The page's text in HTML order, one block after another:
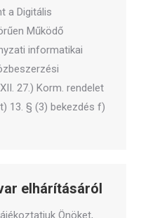
a Digitális
Működő
informatikai
27.) Korm. rendelet
13. § (3) bekezdés f)
elhárításáról
Önöket,